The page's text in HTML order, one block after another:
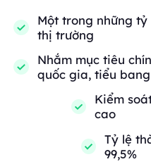
Một trong những
thị trường
Nhắm mục tiêu
quốc gia, tiểu
Kiểm
cao
Tỷ lệ
99,5%